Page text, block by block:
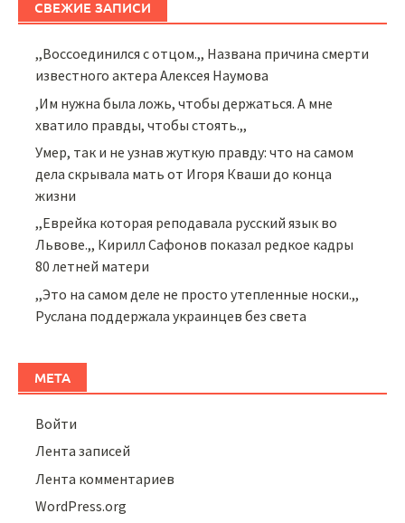
СВЕЖИЕ ЗАПИСИ
,,Воссоединился с отцом.,, Названа причина смерти
известного актера Алексея Наумова
,Им нужна была ложь, чтобы держаться. А мне
хватило правды, чтобы стоять.,,
Умер, так и не узнав жуткую правду: что на самом
дела скрывала мать от Игоря Кваши до конца
жизни
,,Еврейка которая реподавала русский язык во
Львове.,, Кирилл Сафонов показал редкое кадры
80 летней матери
,,Это на самом деле не просто утепленные носки.,,
Руслана поддержала украинцев без света
МЕТА
Войти
Лента записей
Лента комментариев
WordPress.org